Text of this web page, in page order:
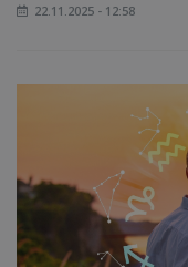
22.11.2025 - 12:58